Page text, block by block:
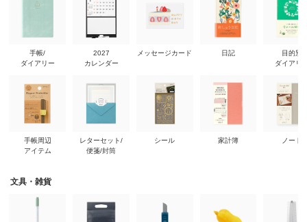
手帳/
ダイアリー
手帳周辺
アイテム
2027
カレンダー
レターセット/
便箋/封筒
メッセージカード
シール
日記
家計簿
目的別
ダイアリ
ノート
文具・雑貨